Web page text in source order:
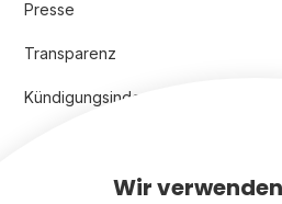
Presse
Transparenz
Kündigungsindex 2024
Rechtliches
Wir